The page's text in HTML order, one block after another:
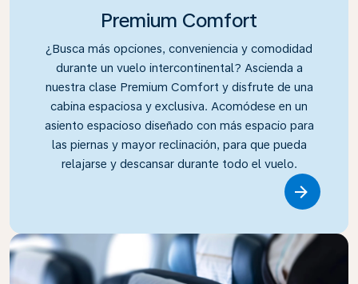
Premium Comfort
¿Busca más opciones, conveniencia y comodidad
durante un vuelo intercontinental? Ascienda a
nuestra clase Premium Comfort y disfrute de una
cabina espaciosa y exclusiva. Acomódese en un
asiento espacioso diseñado con más espacio para
las piernas y mayor reclinación, para que pueda
relajarse y descansar durante todo el vuelo.